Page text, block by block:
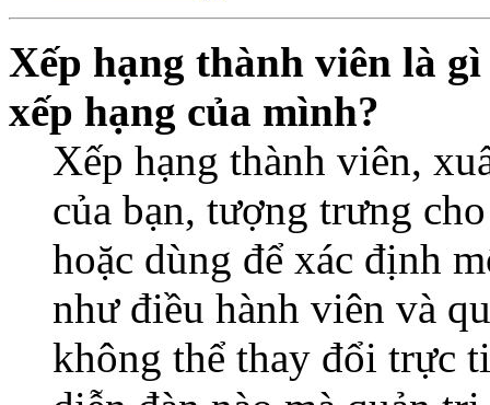
Xếp hạng thành viên là
xếp hạng của mình?
Xếp hạng thành viên,
của bạn, tượng trưng
hoặc dùng để xác định
như điều hành viên và
không thể thay đổi trực